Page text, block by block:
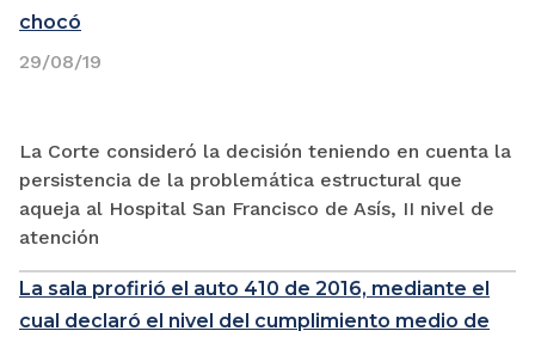
chocó
La Corte consideró la decisión teniendo en cuenta la
persistencia de la problemática estructural que
aqueja al Hospital San Francisco de Asís, II nivel de
atención
29/08/19
La sala profirió el auto 410 de 2016, mediante el
cual declaró el nivel del cumplimiento medio de